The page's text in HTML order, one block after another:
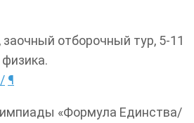
отборочный тур, 5-11
¶
«Формула Единства/